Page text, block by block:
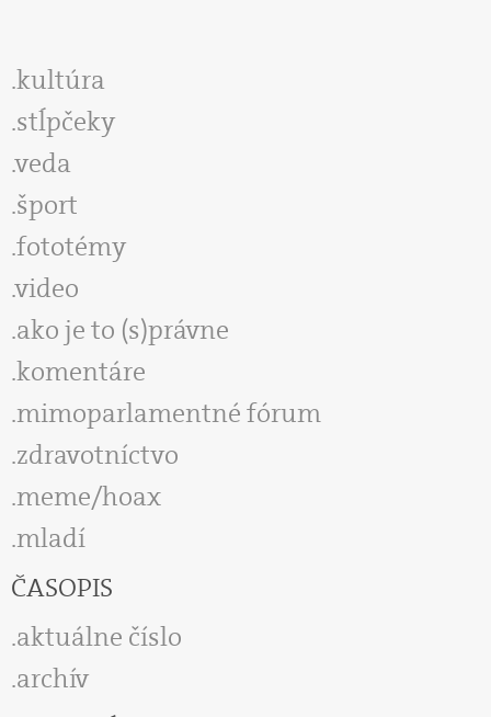
kultúra
stĺpčeky
veda
šport
fototémy
video
ako je to (s)právne
komentáre
mimoparlamentné fórum
zdravotníctvo
meme/hoax
mladí
ČASOPIS
aktuálne číslo
archív